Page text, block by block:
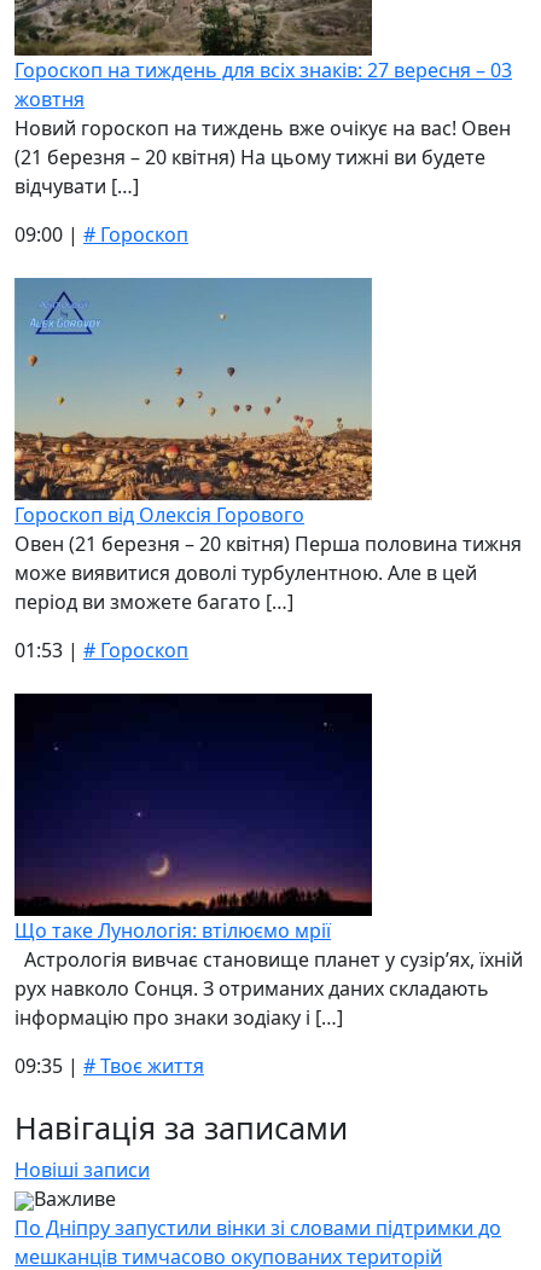
Гороскоп на тиждень для всіх знаків: 27 вересня – 03
жовтня
Новий гороскоп на тиждень вже очікує на вас! Овен
(21 березня – 20 квітня) На цьому тижні ви будете
відчувати […]
09:00 | # Гороскоп
Гороскоп від Олексія Горового
Овен (21 березня – 20 квітня) Перша половина тижня
може виявитися доволі турбулентною. Але в цей
період ви зможете багато […]
01:53 | # Гороскоп
Що таке Лунологія: втілюємо мрії
Астрологія вивчає становище планет у сузір’ях, їхній
рух навколо Сонця. З отриманих даних складають
інформацію про знаки зодіаку і […]
09:35 | # Твоє життя
Навігація за записами
Новіші записи
Важливе
По Дніпру запустили вінки зі словами підтримки до
мешканців тимчасово окупованих територій